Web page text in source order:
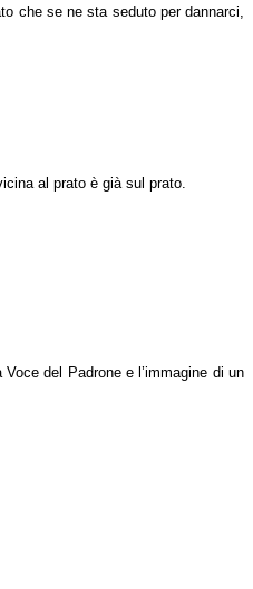
che se ne sta seduto per dannarci,
al prato è già sul prato.
del Padrone e l’immagine di un